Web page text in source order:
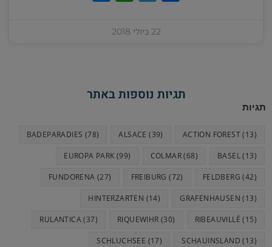
c
o
l
a
a
p
g
r
22 ביולי 2018
תגיות נוספות באתר
תגיות
ACTION FOREST(13)
ALSACE (39)
BADEPARADIES (78)
BASEL(13)
COLMAR(68)
EUROPA PARK (99)
FELDBERG (42)
FREIBURG (72)
FUNDORENA (27)
GRAFENHAUSEN (13)
HINTERZARTEN (14)
RIBEAUVILLÉ (15)
RIQUEWIHR (30)
RULANTICA(37)
SCHAUINSLAND (13)
SCHLUCHSEE (17)